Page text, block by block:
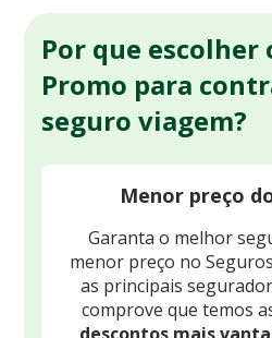
Por que escolher
Promo para
seguro viagem?
Menor preço
Garanta o melhor
menor preço no
as principais
comprove que temos